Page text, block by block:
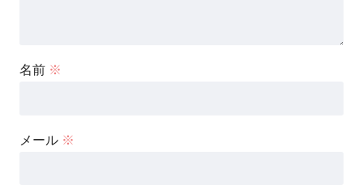
名前 ※
メール ※